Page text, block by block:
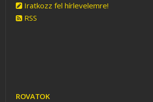
Iratkozz fel hírlevelemre!
RSS
ROVATOK